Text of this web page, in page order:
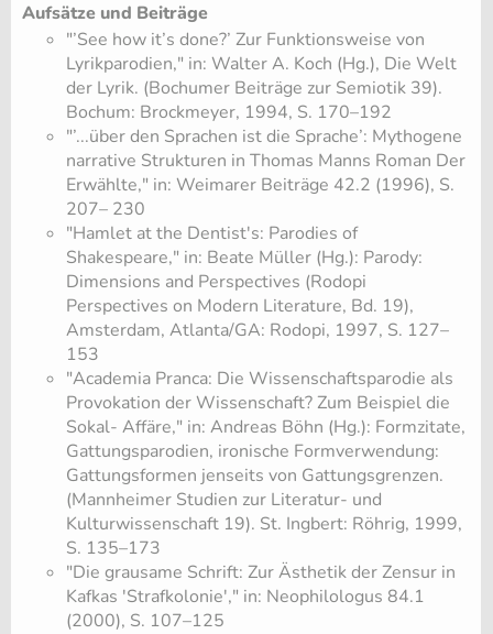
Aufsätze und Beiträge
"’See how it’s done?’ Zur Funktionsweise von
Lyrikparodien," in: Walter A. Koch (Hg.), Die Welt
der Lyrik. (Bochumer Beiträge zur Semiotik 39).
Bochum: Brockmeyer, 1994, S. 170–192
"’...über den Sprachen ist die Sprache’: Mythogene
narrative Strukturen in Thomas Manns Roman Der
Erwählte," in: Weimarer Beiträge 42.2 (1996), S.
207– 230
"Hamlet at the Dentist's: Parodies of
Shakespeare," in: Beate Müller (Hg.): Parody:
Dimensions and Perspectives (Rodopi
Perspectives on Modern Literature, Bd. 19),
Amsterdam, Atlanta/GA: Rodopi, 1997, S. 127–
153
"Academia Pranca: Die Wissenschaftsparodie als
Provokation der Wissenschaft? Zum Beispiel die
Sokal- Affäre," in: Andreas Böhn (Hg.): Formzitate,
Gattungsparodien, ironische Formverwendung:
Gattungsformen jenseits von Gattungsgrenzen.
(Mannheimer Studien zur Literatur- und
Kulturwissenschaft 19). St. Ingbert: Röhrig, 1999,
S. 135–173
"Die grausame Schrift: Zur Ästhetik der Zensur in
Kafkas 'Strafkolonie'," in: Neophilologus 84.1
(2000), S. 107–125